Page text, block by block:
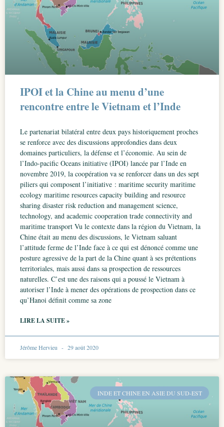
IPOI et la Chine au menu d’une
rencontre entre le Vietnam et l’Inde
Le partenariat bilatéral entre deux pays historiquement proches
se renforce avec des discussions approfondies dans deux
domaines particuliers, la défense et l’économie. Au sein de
l’Indo-pacific Oceans initiative (IPOI) lancée par l’Inde en
novembre 2019, la coopération va se renforcer dans un des sept
piliers qui composent l’initiative : maritime security maritime
ecology maritime resources capacity building and resource
sharing disaster risk reduction and management science,
technology, and academic cooperation trade connectivity and
maritime transport Vu le contexte dans la région du Vietnam, la
Chine était au menu des discussions, le Vietnam saluant
l’attitude ferme de l’Inde face à ce qui est dénoncé comme une
posture agressive de la part de la Chine quant à ses prétentions
territoriales, mais aussi dans sa prospection de ressources
naturelles. C’est une des raisons qui a poussé le Vietnam à
autoriser l’Inde à mener des opérations de prospection dans ce
qu’Hanoi définit comme sa zone
LIRE LA SUITE »
Jérôme Hervieu 29 août 2020
INDE ET CHINE EN ASIE DU SUD-EST